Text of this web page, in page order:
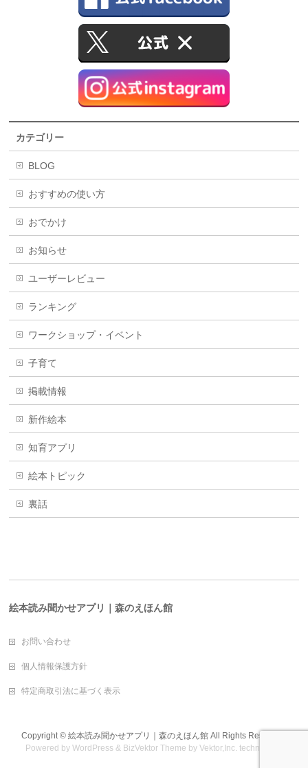
カテゴリー
BLOG
おすすめの使い方
おでかけ
お知らせ
ユーザーレビュー
ランキング
ワークショップ・イベント
子育て
掲載情報
新作絵本
知育アプリ
絵本トピック
裏話
絵本読み聞かせアプリ｜森のえほん館
お問い合わせ
個人情報保護方針
特定商取引法に基づく表示
Copyright © 絵本読み聞かせアプリ｜森のえほん館All Rights Reserved.
Powered byWordPress & BizVektor Theme byVektor,Inc. technology.